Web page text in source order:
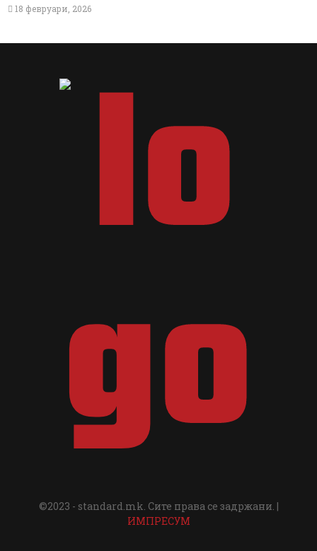
18 февруари, 2026
©2023 - standard.mk. Сите права се задржани. |
ИМПРЕСУМ